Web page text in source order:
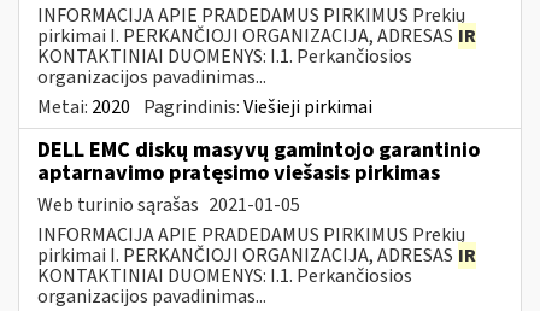
INFORMACIJA APIE PRADEDAMUS PIRKIMUS Prekių
pirkimai I. PERKANČIOJI ORGANIZACIJA, ADRESAS IR
KONTAKTINIAI DUOMENYS: I.1. Perkančiosios
organizacijos pavadinimas...
Metai: 2020 Pagrindinis:Viešieji pirkimai
DELL EMC diskų masyvų gamintojo garantinio
aptarnavimo pratęsimo viešasis pirkimas
Web turinio sąrašas 2021-01-05
INFORMACIJA APIE PRADEDAMUS PIRKIMUS Prekių
pirkimai I. PERKANČIOJI ORGANIZACIJA, ADRESAS IR
KONTAKTINIAI DUOMENYS: I.1. Perkančiosios
organizacijos pavadinimas...